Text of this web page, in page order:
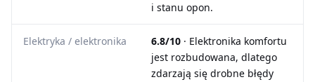
i stanu opon.
Elektryka / elektronika 6.8/10 · Elektronika komfortu
jest rozbudowana, dlatego
zdarzają się drobne błędy